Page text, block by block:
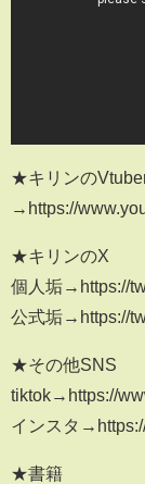
★キリンの
→https://
★キリンのX
個人垢→https://
公式垢→https://
★その他SNS
tiktok→https://
インスタ
★書籍